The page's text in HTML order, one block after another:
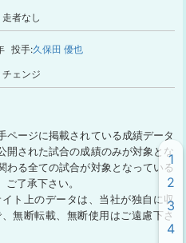
走者なし
投手:久保田 優也
チェンジ
ページに掲載されている成績データ
開された試合の成績のみが対象とな
わる全ての試合が対象となっている
了承下さい。
ト上のデータは、当社が独自に収
無断転載、無断使用はご遠慮下さ
1
2
3
4